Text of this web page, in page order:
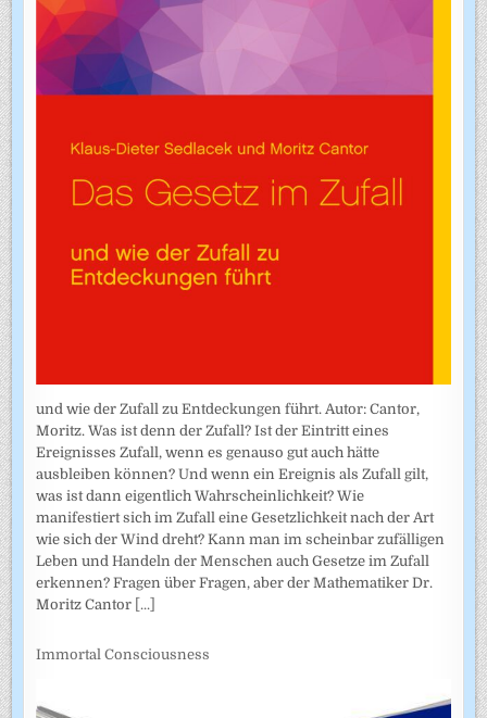
und wie der Zufall zu Entdeckungen führt. Autor: Cantor,
Moritz. Was ist denn der Zufall? Ist der Eintritt eines
Ereignisses Zufall, wenn es genauso gut auch hätte
ausbleiben können? Und wenn ein Ereignis als Zufall gilt,
was ist dann eigentlich Wahrscheinlichkeit? Wie
manifestiert sich im Zufall eine Gesetzlichkeit nach der Art
wie sich der Wind dreht? Kann man im scheinbar zufälligen
Leben und Handeln der Menschen auch Gesetze im Zufall
erkennen? Fragen über Fragen, aber der Mathematiker Dr.
Moritz Cantor [...]
Immortal Consciousness